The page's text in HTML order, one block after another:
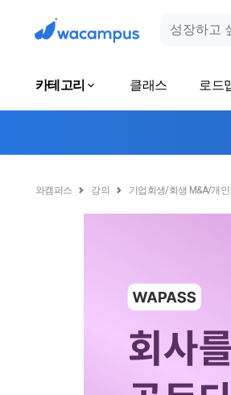
카테고리 클래스 로드
와캠퍼스 강의 기업회생/회생 M&A/개인